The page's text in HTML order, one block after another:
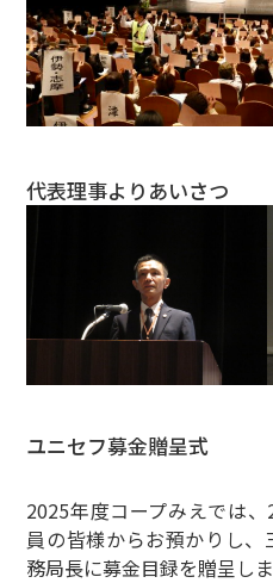
代表理事よりあいさつ
ユニセフ募金贈呈式
2025年度コープみえでは
員の皆様からお預かりし
務局長に募金目録を贈呈しま